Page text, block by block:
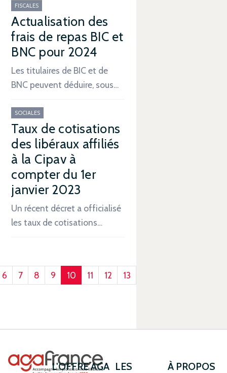
FISCALES
Actualisation des
frais de repas BIC et
BNC pour 2024
Les titulaires de BIC et de
BNC peuvent déduire, sous…
SOCIALES
Taux de cotisations
des libéraux affiliés
à la Cipav à
compter du 1er
janvier 2023
Un récent décret a officialisé
les taux de cotisations…
6 7 8 9 10 11 12 13
L'OFFRE AGA LES
À PROPOS